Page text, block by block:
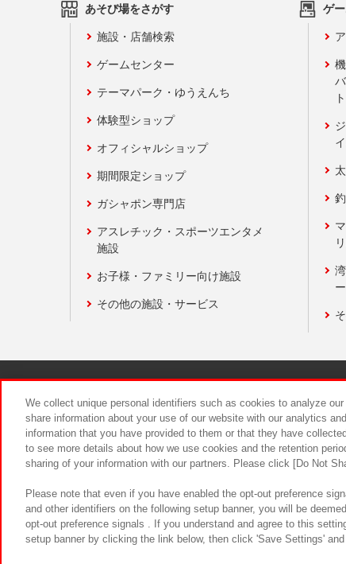
あそび場をさがす
施設・店舗検索
ゲームセンター
テーマパーク・ゆうえんち
体験型ショップ
オフィシャルショップ
期間限定ショップ
ガシャポン専門店
アスレチック・スポーツエンタメ
施設
お子様・ファミリー向け施設
その他の施設・サービス
ゲ
ト
食品の
We collect unique personal identifiers such as cookies to analyze
share information about your use of our website with our analytics
information that you have provided to them or that they have
to see more details about how we use cookies and the retention
sharing of your information with our partners. Please click [Do Not
Please note that even if you have enabled the opt-out preference
and other identifiers on the following setup banner, you will be
opt-out preference signals . If you understand and agree to this
setup banner by clicking the link below, then click 'Save Settings'